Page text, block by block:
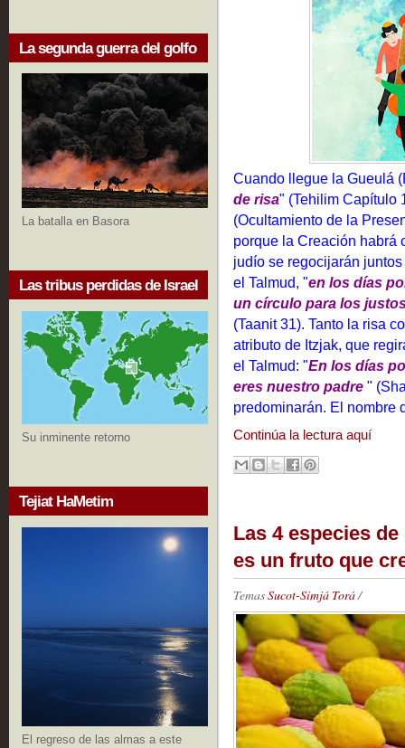
La segunda guerra del golfo
La batalla en Basora
Las tribus perdidas de Israel
Su inminente retorno
Tejiat HaMetim
El regreso de las almas a este
Cuando llegue la Gueulá
de risa" (Tehilim Capítulo
(Ocultamiento de la
porque la Creación habrá
judío se regocijarán
el Talmud, "en los días
un círculo para los
(Taanit 31). Tanto la risa
atributo de Itzjak, que
el Talmud: "En los días
eres nuestro padre "
predominarán. El nombre
Continúa la lectura aquí
Las 4 especies
es un fruto que
TemasSucot-Simjá Torá/